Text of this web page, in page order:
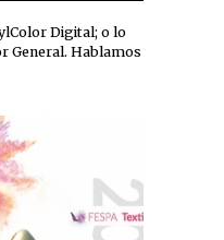
Digital; o lo
General. Hablamos